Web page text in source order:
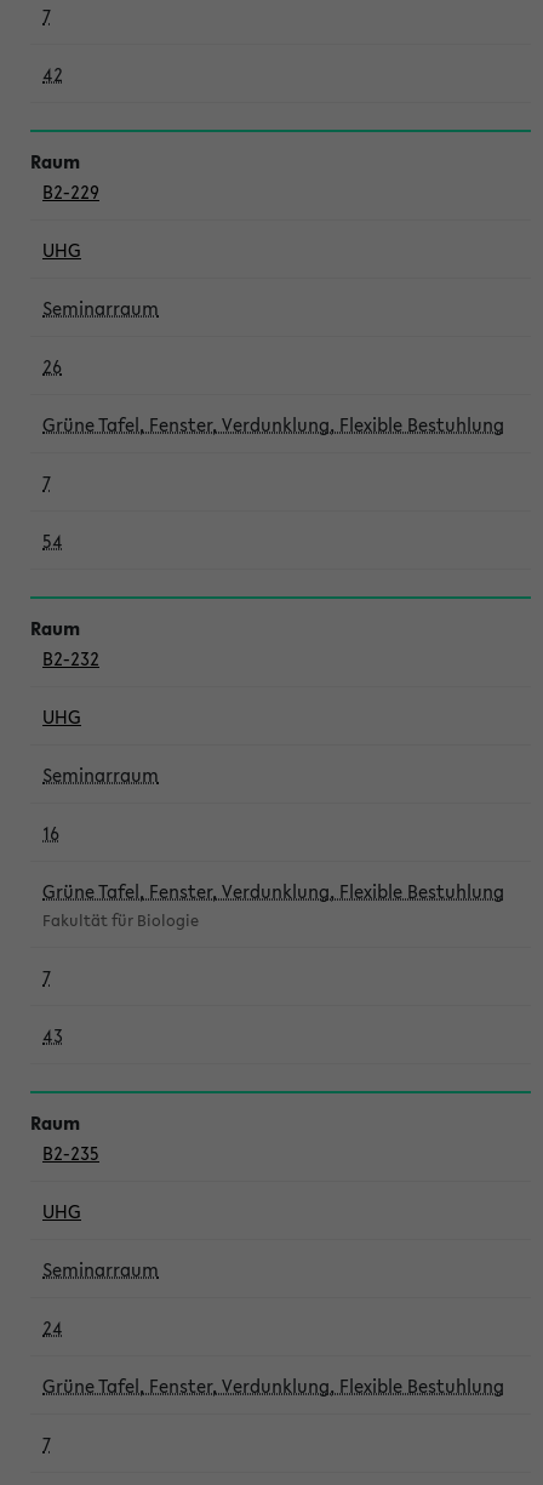
7
42
B2-229
UHG
Seminarraum
26
Grüne Tafel, Fenster, Verdunklung, Flexible Bestuhlung
7
54
B2-232
UHG
Seminarraum
16
Grüne Tafel, Fenster, Verdunklung, Flexible Bestuhlung
Fakultät für Biologie
7
43
B2-235
UHG
Seminarraum
24
Grüne Tafel, Fenster, Verdunklung, Flexible Bestuhlung
7